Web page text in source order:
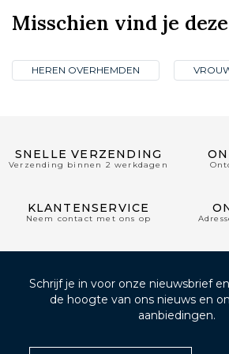
Misschien vind je
HEREN OVERHEMDEN
SNELLE VERZENDING
Verzending binnen 2 werkdagen
KLANTENSERVICE
Neem contact met ons op
Schrijf je in voor onze nieuwsbrief
de hoogte van ons nieuws en
aanbiedingen.